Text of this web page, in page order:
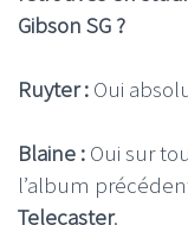
Gibson SG ?
Ruyter : Oui
Blaine : Oui sur
l’album
Telecaster.